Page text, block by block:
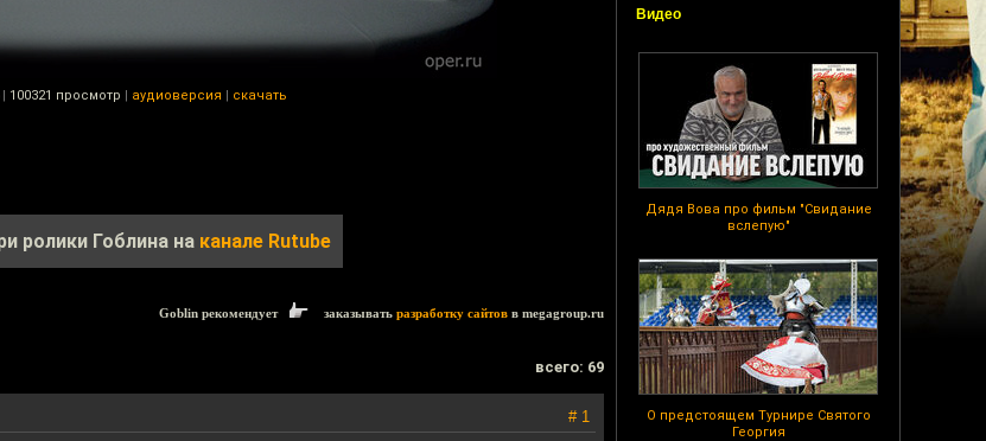
Видео
Дядя Вова про фильм "Свидание
вслепую"
О предстоящем Турнире Святого
Георгия
| 100321 просмотр | аудиоверсия | скачать
ролики Гоблина на канале Rutube
Goblin рекомендует заказывать разработку сайтов в megagroup.ru
всего: 69
# 1